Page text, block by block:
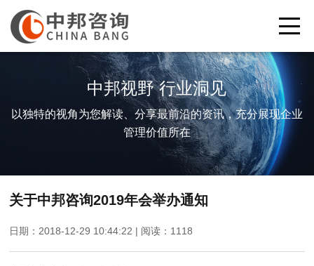
中邦视野 行业洞见
以独特的视角为您解读、分享最前沿的资讯，充分展现企业
管理价值所在
关于中邦咨询2019年会举办通知
日期：2018-12-29 10:44:22 | 阅读： 1118